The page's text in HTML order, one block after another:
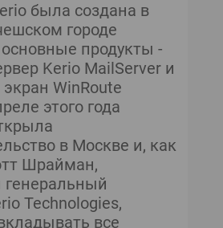
была создана в
городе
продукты -
Kerio MailServer и
WinRoute
этого года
в Москве и, как
Шрайман,
генеральный
Technologies,
все